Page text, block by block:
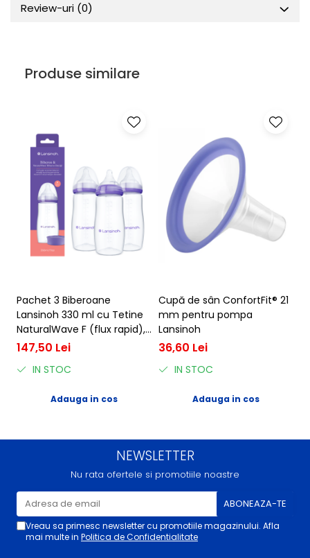
Review-uri (0)
Produse similare
Pachet 3 Biberoane
Lansinoh 330 ml cu Tetine
NaturalWave F (flux rapid),
Polipropilenă, 6-12 luni
147,50 Lei
IN STOC
Adauga in cos
Cupă de sân ConfortFit® 21
mm pentru pompa
Lansinoh
36,60 Lei
IN STOC
Adauga in cos
NEWSLETTER
Nu rata ofertele si promotiile noastre
Vreau sa primesc newsletter cu promotiile magazinului. Afla
mai multe in Politica de Confidentialitate